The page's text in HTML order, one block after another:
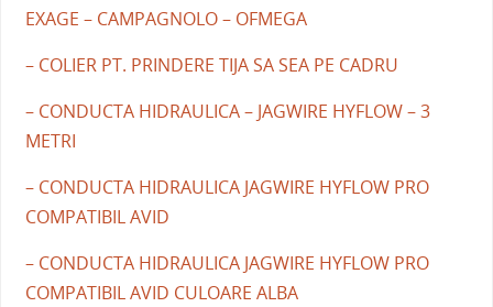
EXAGE – CAMPAGNOLO – OFMEGA
– COLIER PT. PRINDERE TIJA SA SEA PE CADRU
– CONDUCTA HIDRAULICA – JAGWIRE HYFLOW – 3
METRI
– CONDUCTA HIDRAULICA JAGWIRE HYFLOW PRO
COMPATIBIL AVID
– CONDUCTA HIDRAULICA JAGWIRE HYFLOW PRO
COMPATIBIL AVID CULOARE ALBA